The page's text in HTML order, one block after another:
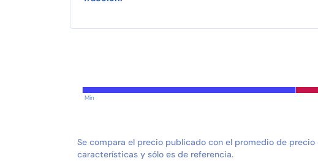
Min
Se compara el precio publicado con el promedio de
características y sólo es de referencia.